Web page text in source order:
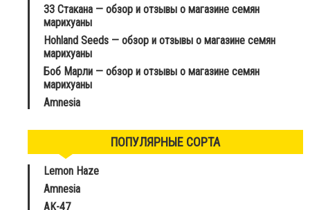
33 Стакана — обзор и отзывы о магазине семян
марихуаны
Hohland Seeds — обзор и отзывы о магазине семян
марихуаны
Боб Марли — обзор и отзывы о магазине семян
марихуаны
Amnesia
ПОПУЛЯРНЫЕ СОРТА
Lemon Haze
Amnesia
AK-47